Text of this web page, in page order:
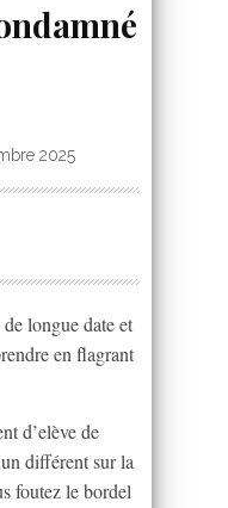
2025
longue date et
en flagrant
d’elève de
différent sur la
foutez le bordel